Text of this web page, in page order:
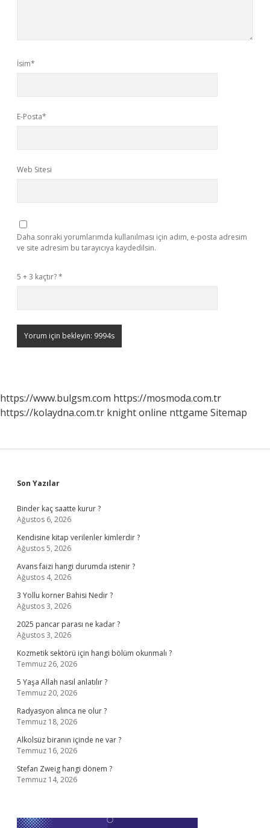
İsim*
E-Posta*
Web Sitesi
Daha sonraki yorumlarımda kullanılması için adım, e-posta adresim
ve site adresim bu tarayıcıya kaydedilsin.
5 + 3 kaçtır?*
https://www.bulgsm.com https://mosmoda.com.tr
https://kolaydna.com.tr knight online nttgame Sitemap
Sidebar
Son Yazılar
Binder kaç saatte kurur ?
Ağustos 6, 2026
Kendisine kitap verilenler kimlerdir ?
Ağustos 5, 2026
Avans faizi hangi durumda istenir ?
Ağustos 4, 2026
3 Yollu korner Bahisi Nedir ?
Ağustos 3, 2026
2025 pancar parası ne kadar ?
Ağustos 3, 2026
Kozmetik sektörü için hangi bölüm okunmalı ?
Temmuz 26, 2026
5 Yaşa Allah nasıl anlatılır ?
Temmuz 20, 2026
Radyasyon alınca ne olur ?
Temmuz 18, 2026
Alkolsüz biranın içinde ne var ?
Temmuz 16, 2026
Stefan Zweig hangi dönem ?
Temmuz 14, 2026